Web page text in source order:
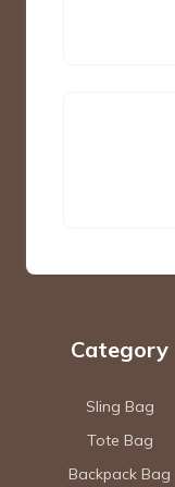
Category
Sling Bag
Tote Bag
Backpack Bag